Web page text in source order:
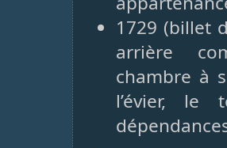
1729 (billet
arrière
chambre à
l’évier, le